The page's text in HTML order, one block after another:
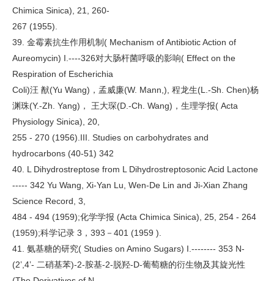
Chimica Sinica), 21, 260-
267 (1955).
39. 金霉素抗生作用机制( Mechanism of Antibiotic Action of
Aureomycin) I.----326对大肠杆菌呼吸的影响( Effect on the
Respiration of Escherichia
Coli)汪 猷(Yu Wang)，孟威廉(W. Mann,), 程龙生(L.-Sh. Chen)杨
渊珠(Y.-Zh. Yang)， 王大琛(D.-Ch. Wang)，生理学报( Acta
Physiology Sinica), 20,
255 - 270 (1956).III. Studies on carbohydrates and
hydrocarbons (40-51) 342
40. L Dihydrostreptose from L Dihydrostreptosonic Acid Lactone
----- 342 Yu Wang, Xi-Yan Lu, Wen-De Lin and Ji-Xian Zhang
Science Record, 3,
484 - 494 (1959);化学学报 (Acta Chimica Sinica), 25, 254 - 264
(1959);科学记录 3，393－401 (1959 ).
41. 氨基糖的研究( Studies on Amino Sugars) I.-------- 353 N-
(2’,4’- 二硝基苯)-2-胺基-2-脱羟-D-葡萄糖的衍生物及其旋光性